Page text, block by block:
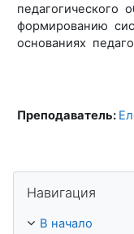
педагогического
формированию
основаниях
Преподаватель:
Навигация
В начало